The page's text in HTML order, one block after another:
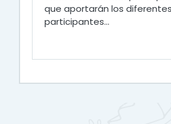
que aportarán los diferentes
participantes...